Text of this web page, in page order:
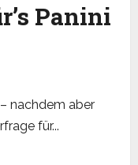
Panini
nachdem aber
für...